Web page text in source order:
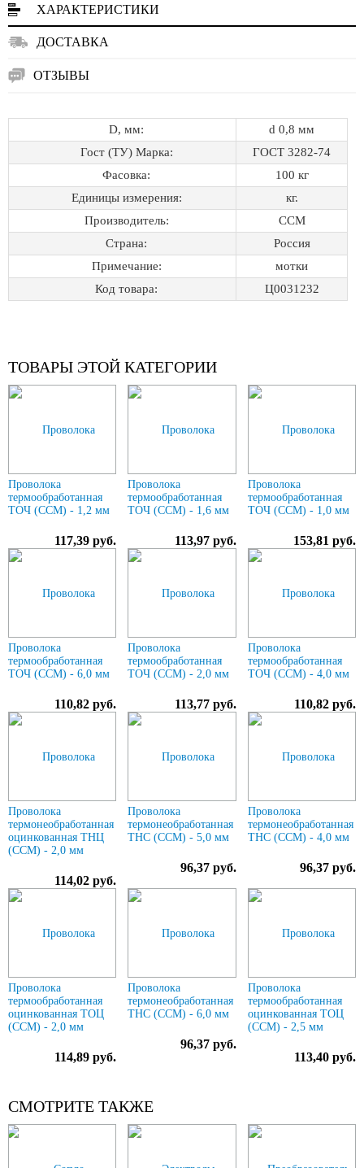
ХАРАКТЕРИСТИКИ
ДОСТАВКА
ОТЗЫВЫ
D, мм:
d 0,8 мм
Гост (ТУ) Марка:
ГОСТ 3282-74
Фасовка:
100 кг
Единицы измерения:
кг.
Производитель:
ССМ
Страна:
Россия
Примечание:
мотки
Код товара:
Ц0031232
ТОВАРЫ ЭТОЙ КАТЕГОРИИ
Проволока
термообработанная
ТОЧ (ССМ) - 1,2 мм
117,39 руб.
Проволока
термообработанная
ТОЧ (ССМ) - 1,6 мм
113,97 руб.
Проволока
термообработанная
ТОЧ (ССМ) - 1,0 мм
153,81 руб.
Проволока
термообработанная
ТОЧ (ССМ) - 6,0 мм
110,82 руб.
Проволока
термообработанная
ТОЧ (ССМ) - 2,0 мм
113,77 руб.
Проволока
термообработанная
ТОЧ (ССМ) - 4,0 мм
110,82 руб.
Проволока
термонеобработанная
оцинкованная ТНЦ
(ССМ) - 2,0 мм
114,02 руб.
Проволока
термонеобработанная
ТНС (ССМ) - 5,0 мм
96,37 руб.
Проволока
термонеобработанная
ТНС (ССМ) - 4,0 мм
96,37 руб.
Проволока
термообработанная
оцинкованная ТОЦ
(ССМ) - 2,0 мм
114,89 руб.
Проволока
термонеобработанная
ТНС (ССМ) - 6,0 мм
96,37 руб.
Проволока
термообработанная
оцинкованная ТОЦ
(ССМ) - 2,5 мм
113,40 руб.
СМОТРИТЕ ТАКЖЕ